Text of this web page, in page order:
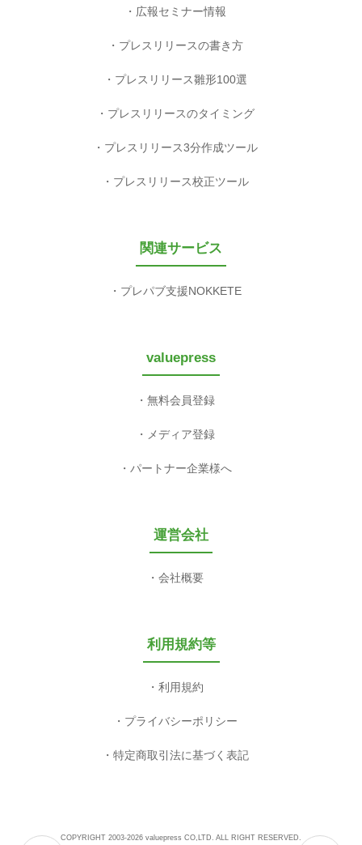
広報セミナー情報
プレスリリースの書き方
プレスリリース雛形100選
プレスリリースのタイミング
プレスリリース3分作成ツール
プレスリリース校正ツール
関連サービス
プレパブ支援NOKKETE
valuepress
無料会員登録
メディア登録
パートナー企業様へ
運営会社
会社概要
利用規約等
利用規約
プライバシーポリシー
特定商取引法に基づく表記
COPYRIGHT 2003-2026 valuepress CO,LTD. ALL RIGHT RESERVED.